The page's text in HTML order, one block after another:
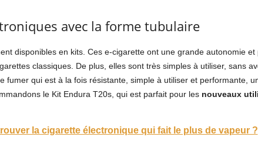
avec la forme tubulaire
disponibles en kits. Ces e-cigarette ont une grande autonomie
classiques. De plus, elles sont très simples à utiliser, sans
fumer qui est à la fois résistante, simple à utiliser et performante,
le Kit Endura T20s, qui est parfait pour les nouveaux
la cigarette électronique qui fait le plus de vapeur ?